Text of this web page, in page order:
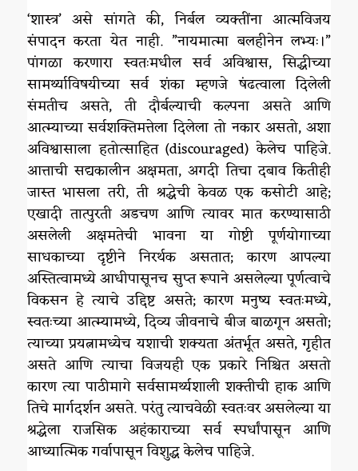
‘शास्त्र’ असे सांगते की, निर्बल व्यक्तींना आत्मविजय
संपादन करता येत नाही. ”नायमात्मा बलहीनेन लभ्यः।”
पांगळा करणारा स्वतःमधील सर्व अविश्वास, सिद्धीच्या
सामर्थ्याविषयीच्या सर्व शंका म्हणजे षंढत्वाला दिलेली
संमतीच असते, ती दौर्बल्याची कल्पना असते आणि
आत्म्याच्या सर्वशक्तिमत्तेला दिलेला तो नकार असतो, अशा
अविश्वासाला हतोत्साहित (discouraged) केलेच पाहिजे.
आत्ताची सद्यकालीन अक्षमता, अगदी तिचा दबाव कितीही
जास्त भासला तरी, ती श्रद्धेची केवळ एक कसोटी आहे;
एखादी तात्पुरती अडचण आणि त्यावर मात करण्यासाठी
असलेली अक्षमतेची भावना या गोष्टी पूर्णयोगाच्या
साधकाच्या दृष्टीने निरर्थक असतात; कारण आपल्या
अस्तित्वामध्ये आधीपासूनच सुप्त रूपाने असलेल्या पूर्णत्वाचे
विकसन हे त्याचे उद्दिष्ट असते; कारण मनुष्य स्वतःमध्ये,
स्वतःच्या आत्म्यामध्ये, दिव्य जीवनाचे बीज बाळगून असतो;
त्याच्या प्रयत्नामध्येच यशाची शक्यता अंतर्भूत असते, गृहीत
असते आणि त्याचा विजयही एक प्रकारे निश्चित असतो
कारण त्या पाठीमागे सर्वसामर्थ्यशाली शक्तीची हाक आणि
तिचे मार्गदर्शन असते. परंतु त्याचवेळी स्वतःवर असलेल्या या
श्रद्धेला राजसिक अहंकाराच्या सर्व स्पर्धांपासून आणि
आध्यात्मिक गर्वापासून विशुद्ध केलेच पाहिजे.